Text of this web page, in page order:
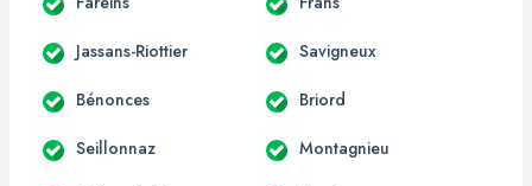
Jassans-Riottier Savigneux
Bénonces Briord
Seillonnaz Montagnieu